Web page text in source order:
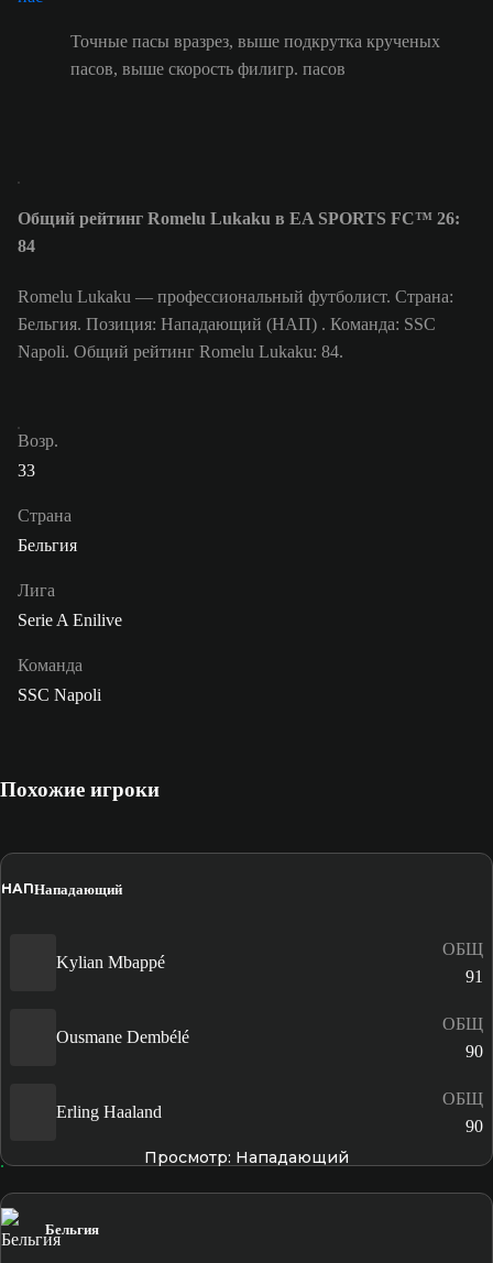
Точные пасы вразрез, выше подкрутка крученых
пасов, выше скорость филигр. пасов
Общий рейтинг Romelu Lukaku в EA SPORTS FC™ 26:
84
Romelu Lukaku — профессиональный футболист. Страна:
Бельгия. Позиция: Нападающий (НАП) . Команда: SSC
Napoli. Общий рейтинг Romelu Lukaku: 84.
Возр.
33
Страна
Бельгия
Лига
Serie A Enilive
Команда
SSC Napoli
Похожие игроки
НАПНападающий
Kylian Mbappé
ОБЩ
91
Ousmane Dembélé
ОБЩ
90
Erling Haaland
ОБЩ
90
Просмотр: Нападающий
Бельгия